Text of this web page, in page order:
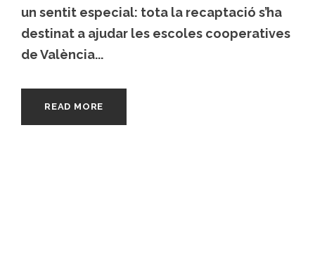
un sentit especial: tota la recaptació s’ha
destinat a ajudar les escoles cooperatives
de València...
READ MORE